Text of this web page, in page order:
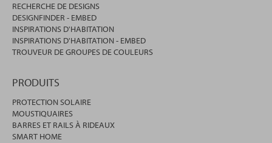
RECHERCHE DE DESIGNS
DESIGNFINDER - EMBED
INSPIRATIONS D'HABITATION
INSPIRATIONS D'HABITATION - EMBED
TROUVEUR DE GROUPES DE COULEURS
PRODUITS
PROTECTION SOLAIRE
MOUSTIQUAIRES
BARRES ET RAILS À RIDEAUX
SMART HOME